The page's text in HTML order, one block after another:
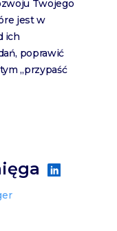
Twojego
jest w
ich
poprawić
„przypaść